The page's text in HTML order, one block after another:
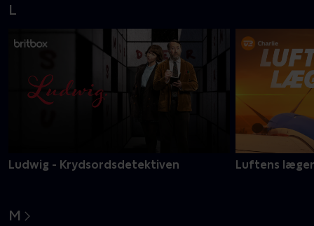
L
Ludwig - Krydsordsdetektiven Luftens læger
M